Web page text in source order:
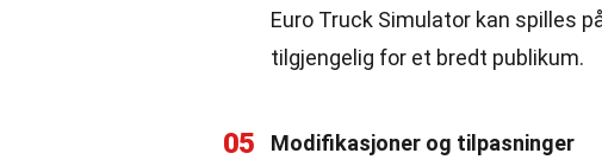
Euro Truck Simulator kan spilles
tilgjengelig for et bredt publikum.
05
Modifikasjoner og tilpasninger